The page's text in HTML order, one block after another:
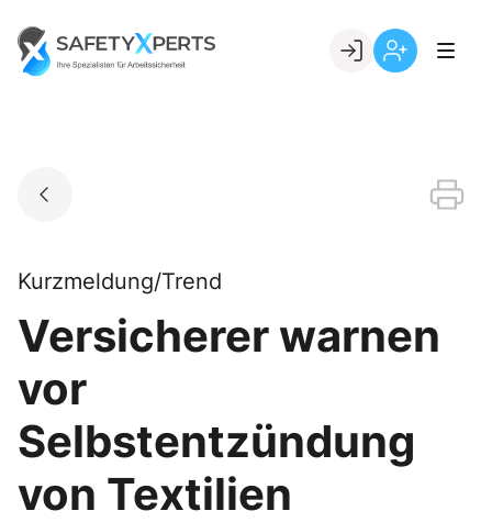
content
Go to landing page.
Kurzmeldung/Trend
Versicherer warnen
vor
Selbstentzündung
von Textilien